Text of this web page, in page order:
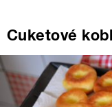
Cuketové